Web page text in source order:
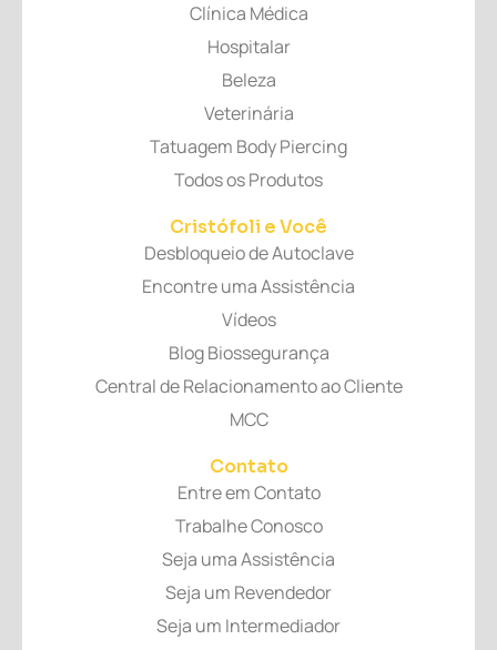
Clínica Médica
Hospitalar
Beleza
Veterinária
Tatuagem Body Piercing
Todos os Produtos
Cristófoli e Você
Desbloqueio de Autoclave
Encontre uma Assistência
Vídeos
Blog Biossegurança
Central de Relacionamento ao Cliente
MCC
Contato
Entre em Contato
Trabalhe Conosco
Seja uma Assistência
Seja um Revendedor
Seja um Intermediador